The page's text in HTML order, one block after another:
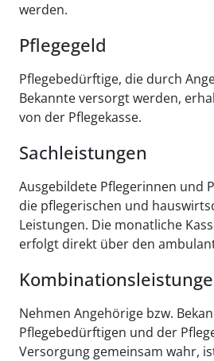
werden.
Pflegegeld
Pflegebedürftige, die durch
Bekannte versorgt werden,
von der Pflegekasse.
Sachleistungen
Ausgebildete Pflegerinnen und
die pflegerischen und
Leistungen. Die monatliche
erfolgt direkt über den
Nehmen Angehörige bzw.
Pflegebedürftigen und der
Versorgung gemeinsam wahr,